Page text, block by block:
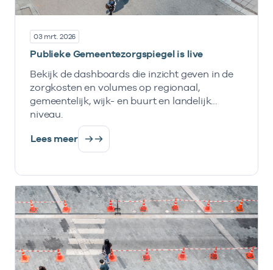
03 mrt. 2026
Publieke Gemeentezorgspiegel is live
Bekijk de dashboards die inzicht geven in de
zorgkosten en volumes op regionaal,
gemeentelijk, wijk- en buurt en landelijk
niveau.
Lees meer